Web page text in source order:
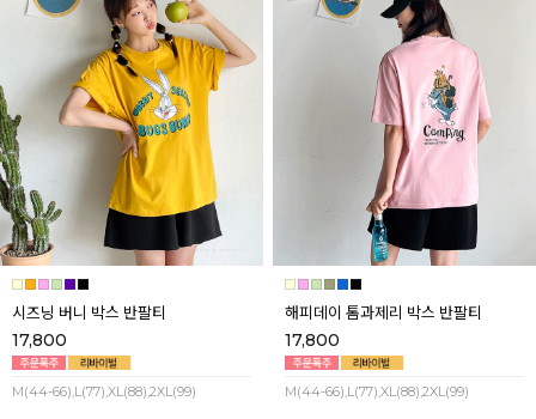
시즈닝 버니 박스 반팔티
17,800
M(44-66),L(77),XL(88),2XL(99)
해피데이 톰과제리 박스 반팔티
17,800
M(44-66),L(77),XL(88),2XL(99)